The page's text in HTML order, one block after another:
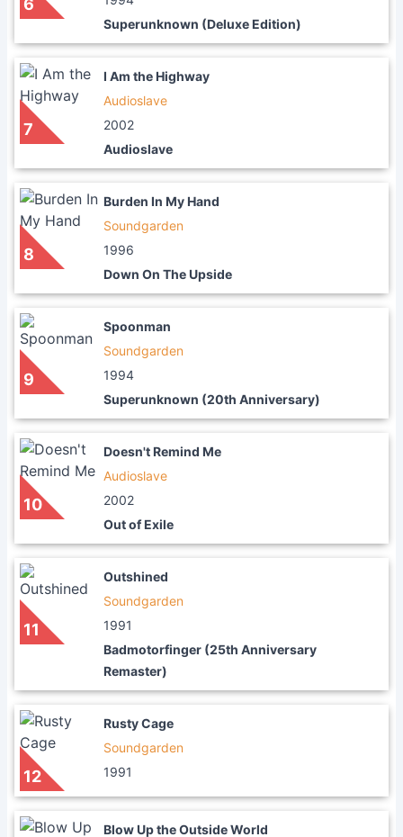
6
Superunknown (Deluxe Edition)
7
I Am the Highway
Audioslave
2002
Audioslave
8
Burden In My Hand
Soundgarden
1996
Down On The Upside
9
Spoonman
Soundgarden
1994
Superunknown (20th Anniversary)
10
Doesn't Remind Me
Audioslave
2002
Out of Exile
11
Outshined
Soundgarden
1991
Badmotorfinger (25th Anniversary
Remaster)
12
Rusty Cage
Soundgarden
1991
Blow Up the Outside World